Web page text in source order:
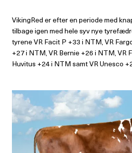
VikingRed er efter en periode med
tilbage igen med hele syv nye
tyrene VR Facit P +33 i NTM, VR
+27 i NTM, VR Bernie +26 i NTM, VR
Huvitus +24 i NTM samt VR Unesco